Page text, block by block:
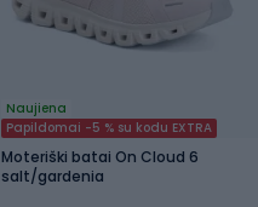
Naujiena
Papildomai -5 % su kodu EXTRA
Moteriški batai On Cloud 6
salt/gardenia